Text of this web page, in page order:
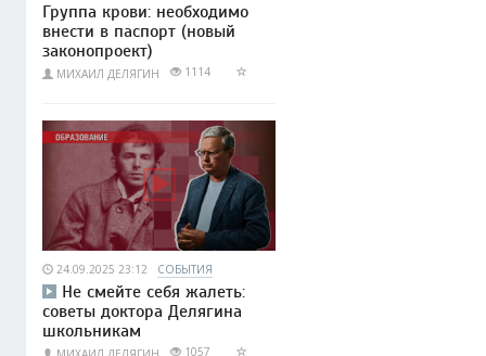
Группа крови: необходимо
внести в паспорт (новый
законопроект)
МИХАИЛ ДЕЛЯГИН 1114
24.09.2025 23:12 СОБЫТИЯ
Не смейте себя жалеть:
советы доктора Делягина
школьникам
1057